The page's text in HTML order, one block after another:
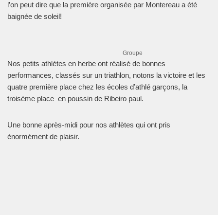
l’on peut dire que la première organisée par Montereau a été
baignée de soleil!
Groupe
Nos petits athlètes en herbe ont réalisé de bonnes
performances, classés sur un triathlon, notons la victoire et les
quatre première place chez les écoles d’athlé garçons, la
troisème place en poussin de Ribeiro paul.
Une bonne après-midi pour nos athlètes qui ont pris
énormément de plaisir.